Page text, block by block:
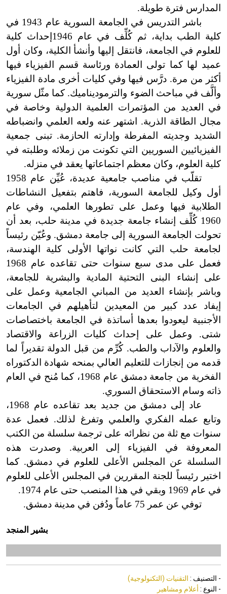
المدارس فترة طويلة.
باشر التدريس في الجامعة السورية عام 1943 في
كلية الطب بداية، ثم كُلِّف في عام 1946إحداث كلية
للعلوم في الجامعة، فانتقل إليها وأنشأ الكلية، وكان أول
عميد لها كما تولى العمادة ورئاسة قسم الفيزياء فيها
أكثر من مرة. درَّس فيها وفي كليات أخرى مادة الفيزياء
وألَّف في مباحث الضوء والترموديناميك. كما مثّل سورية
في العديد من المؤتمرات العلمية الدولية وخاصة في
مجال الطاقة الذرية. اشتهر عنه ولعه العلمي وانضباطه
الشديد وجديته المفرطة وإدارته الحازمة. تبنى جمعية
الفيزيائيين السوريين التي تكونت من زملائه وطلبته في
كلية العلوم، وكان معظم اجتماعاتها يعقد في منزله.
تقلّب في مناصب جامعية عديدة، عُيِّن عام 1958
أول وكيل للجامعة السورية، فاهتم بتفعيل النشاطات
الطلابية فيها وعمل على تطورها العلمي، وفي عام
1960 كُلِّف إنشاء جامعة جديدة في مدينة حلب، بعد أن
تحولت الجامعة السورية إلى جامعة دمشق. وعُيّن رئيساً
لجامعة حلب التي كانت نواتها الأولى كلية الهندسة،
فعمل على مدى سبع سنوات حتى تقاعده عام 1968
على إنشاء البنى التحتية المادية والبشرية للجامعة،
وباشر بإنشاء العديد من المباني الجامعية وعمل على
إيفاد عدد كبير من المعيدين لتأهيلهم في الجامعات
الأجنبية ليعودوا بعدها أساتذة في الجامعة باختصاصات
شتى. وعمل على إحداث كليات الزراعة والاقتصاد
والعلوم والآداب والطب. كُرِّم من قبل الدولة تقديراً لما
قدمه من إنجازات للتعليم العالي بمنحه شهادة الدكتوراه
الفخرية من جامعة دمشق عام 1968، كما مُنح في العام
ذاته وسام الاستحقاق السوري.
عاد إلى دمشق من جديد بعد تقاعده عام 1968،
وتابع عمله الفكري والعلمي وتفرغ لذلك. فعمل عدة
سنوات مع ثلة من نظرائه على ترجمة سلسلة من الكتب
المعروفة في الفيزياء إلى العربية. وصدرت هذه
السلسلة عن المجلس الأعلى للعلوم في دمشق. كما
اختير رئيساً للجنة المقررين في المجلس الأعلى للعلوم
في عام 1969 وبقي في هذا المنصب حتى عام 1974.
توفي عن عمر 75 عاماً ودُفن في مدينة دمشق.
بشير المنجد
- التصنيف : التقنيات (التكنولوجية)
- النوع : أعلام ومشاهير